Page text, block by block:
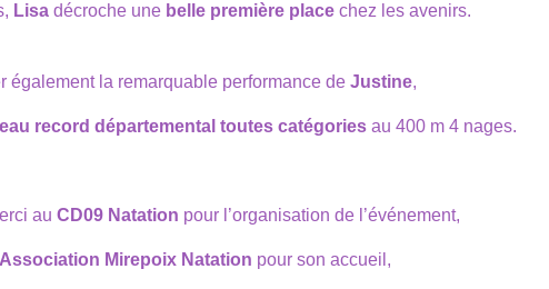
Lisa décroche une belle première place chez les avenirs.
également la remarquable performance de Justine,
record départemental toutes catégories au 400 m 4 nages.
au CD09 Natation pour l’organisation de l’événement,
Association Mirepoix Natation pour son accueil,